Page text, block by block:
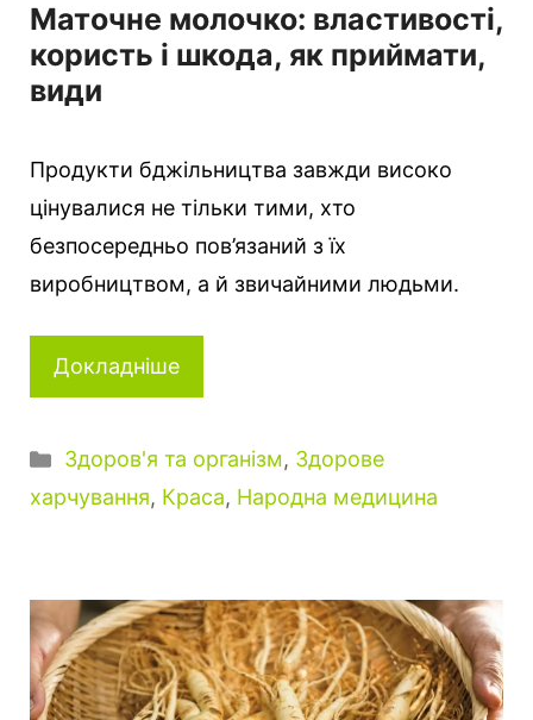
Маточне молочко: властивості,
користь і шкода, як приймати,
види
Продукти бджільництва завжди високо
цінувалися не тільки тими, хто
безпосередньо пов’язаний з їх
виробництвом, а й звичайними людьми.
Докладніше
Категорії
Здоров'я та організм, Здорове
харчування, Краса, Народна медицина